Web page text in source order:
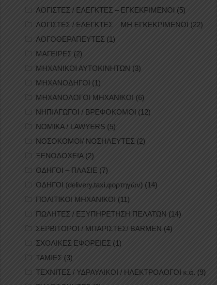
ΛΟΓΙΣΤΕΣ / ΕΛΕΓΚΤΕΣ – ΕΓΚΕΚΡΙΜΕΝΟΙ (5)
ΛΟΓΙΣΤΕΣ / ΕΛΕΓΚΤΕΣ – ΜΗ ΕΓΚΕΚΡΙΜΕΝΟΙ (22)
ΛΟΓΟΘΕΡΑΠΕΥΤΕΣ (1)
ΜΑΓΕΙΡΕΣ (2)
ΜΗΧΑΝΙΚΟΙ ΑΥΤΟΚΙΝΗΤΩΝ (3)
ΜΗΧΑΝΟΔΗΓΟΙ (1)
ΜΗΧΑΝΟΛΟΓΟΙ ΜΗΧΑΝΙΚΟΙ (6)
ΝΗΠΙΑΓΩΓΟΙ / ΒΡΕΦΟΚΟΜΟΙ (12)
ΝΟΜΙΚΑ / LAWYERS (5)
ΝΟΣΟΚΟΜΟΙ/ ΝΟΣΗΛΕΥΤΕΣ (2)
ΞΕΝΟΔΟΧΕΙΑ(2)
ΟΔΗΓΟΙ – ΠΛΑΣΙΕ (7)
ΟΔΗΓΟΙ (delivery,taxi,φορτηγών) (14)
ΠΟΛΙΤΙΚΟΙ ΜΗΧΑΝΙΚΟΙ (11)
ΠΩΛΗΤΕΣ / ΕΞΥΠΗΡΕΤΗΣΗ ΠΕΛΑΤΩΝ (14)
ΣΕΡΒΙΤΟΡΟΙ / ΜΠΑΡΙΣΤΕΣ/ BARMEN (4)
ΣΧΟΛΙΚΕΣ ΕΦΟΡΕΙΕΣ (1)
ΤΑΜΙΕΣ (3)
ΤΕΧΝΙΤΕΣ / ΥΔΡΑΥΛΙΚΟΙ / ΗΛΕΚΤΡΟΛΟΓΟΙ κ.ά. (9)